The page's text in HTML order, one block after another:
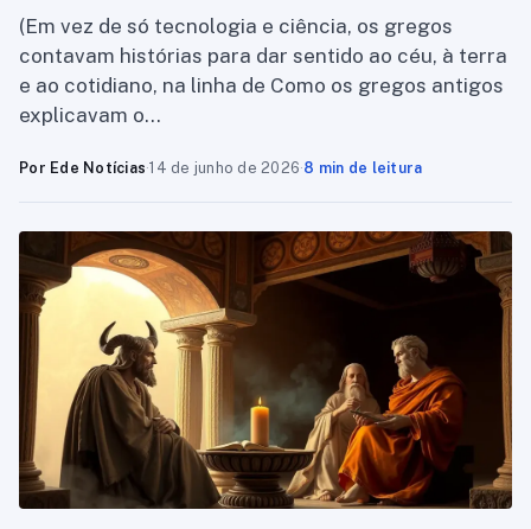
(Em vez de só tecnologia e ciência, os gregos
contavam histórias para dar sentido ao céu, à terra
e ao cotidiano, na linha de Como os gregos antigos
explicavam o…
Por Ede Notícias·14 de junho de 2026·8 min de leitura